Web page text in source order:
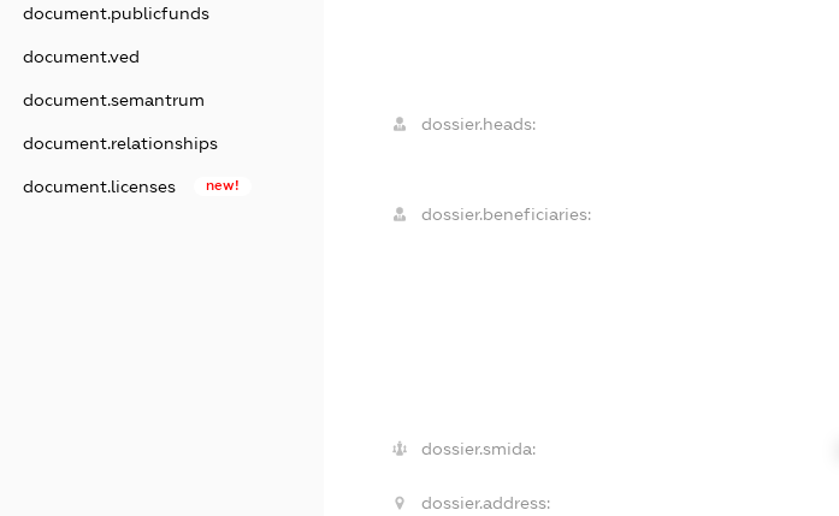
document.publicfunds
document.ved
document.semantrum
document.relationships
document.licenses new!
dossier.heads:
dossier.beneficiaries:
dossier.smida:
dossier.address: